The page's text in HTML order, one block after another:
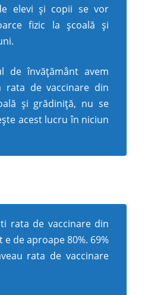
elevi și copii se vor
fizic la școală și
de învățământ avem
rata de vaccinare din
și grădiniță, nu se
acest lucru în niciun
rata de vaccinare din
de aproape 80%. 69%
rata de vaccinare